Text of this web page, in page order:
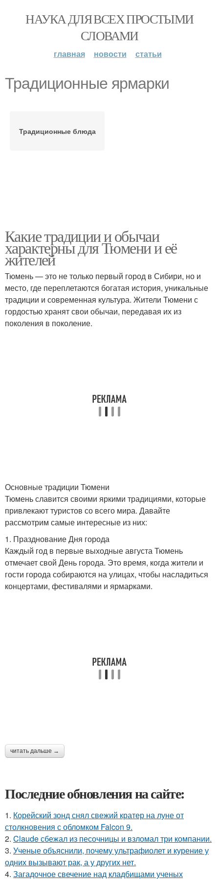
НАУКА ДЛЯ ВСЕХ ПРОСТЫМИ
СЛОВАМИ
главная новости статьи
Традиционные ярмарки
Традиционные блюда
Какие традиции и обычаи
характерны для Тюмени и её
жителей
Тюмень — это не только первый город в Сибири, но и
место, где переплетаются богатая история, уникальные
традиции и современная культура. Жители Тюмени с
гордостью хранят свои обычаи, передавая их из
поколения в поколение.
Основные традиции Тюмени
Тюмень славится своими яркими традициями, которые
привлекают туристов со всего мира. Давайте
рассмотрим самые интересные из них:
1. Празднование Дня города
Каждый год в первые выходные августа Тюмень
отмечает свой День города. Это время, когда жители и
гости города собираются на улицах, чтобы насладиться
концертами, фестивалями и ярмарками.
читать дальше →
Последние обновления на сайте:
1. Корейский зонд снял свежий кратер на луне от
столкновения с обломком Falcon 9.
2. Claude сбежал из песочницы и взломал три компании.
3. Ученые объяснили, почему ультрафиолет и курение у
одних вызывают рак, а у других нет.
4. Загадочное свечение над кладбищами ученых